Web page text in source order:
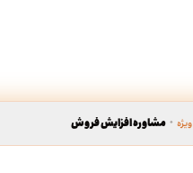
· مشاوره افزایش فروش